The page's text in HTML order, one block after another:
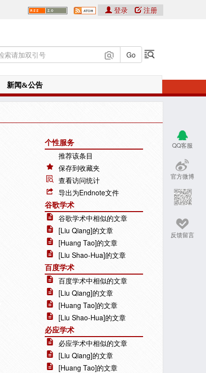
登录 注册
新闻&公告
QQ客服
官方微博
反馈留言
个性服务
推荐该条目
保存到收藏夹
查看访问统计
导出为Endnote文件
谷歌学术
谷歌学术中相似的文章
[Liu Qiang]的文章
[Huang Tao]的文章
[Liu Shao-Hua]的文章
百度学术
百度学术中相似的文章
[Liu Qiang]的文章
[Huang Tao]的文章
[Liu Shao-Hua]的文章
必应学术
必应学术中相似的文章
[Liu Qiang]的文章
[Huang Tao]的文章